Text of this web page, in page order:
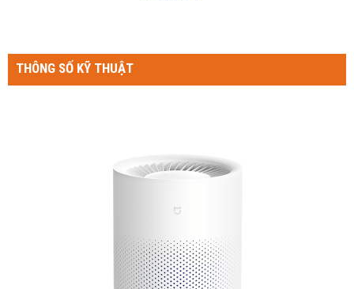
Khả năng tạo ẩm nhanh chóng
đồng hành lý tưởng cho mùa đông khô hanh. Thiết bị này
không chỉ làm gia tăng độ ẩm trong không gian, mà còn tạo ra
các phân tử nước khuếch tán chặt chẽ, giúp duy trì một môi
THÔNG SỐ KỸ THUẬT